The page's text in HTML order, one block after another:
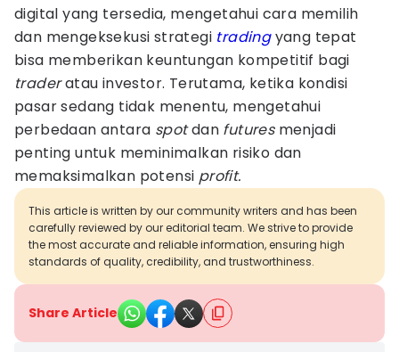
digital yang tersedia, mengetahui cara memilih
dan mengeksekusi strategi tradingyang tepat
bisa memberikan keuntungan kompetitif bagi
traderatau investor. Terutama, ketika kondisi
pasar sedang tidak menentu, mengetahui
perbedaan antara spotdan futuresmenjadi
penting untuk meminimalkan risiko dan
memaksimalkan potensi profit.
This article is written by our community writers and has been
carefully reviewed by our editorial team. We strive to provide
the most accurate and reliable information, ensuring high
standards of quality, credibility, and trustworthiness.
Share Article